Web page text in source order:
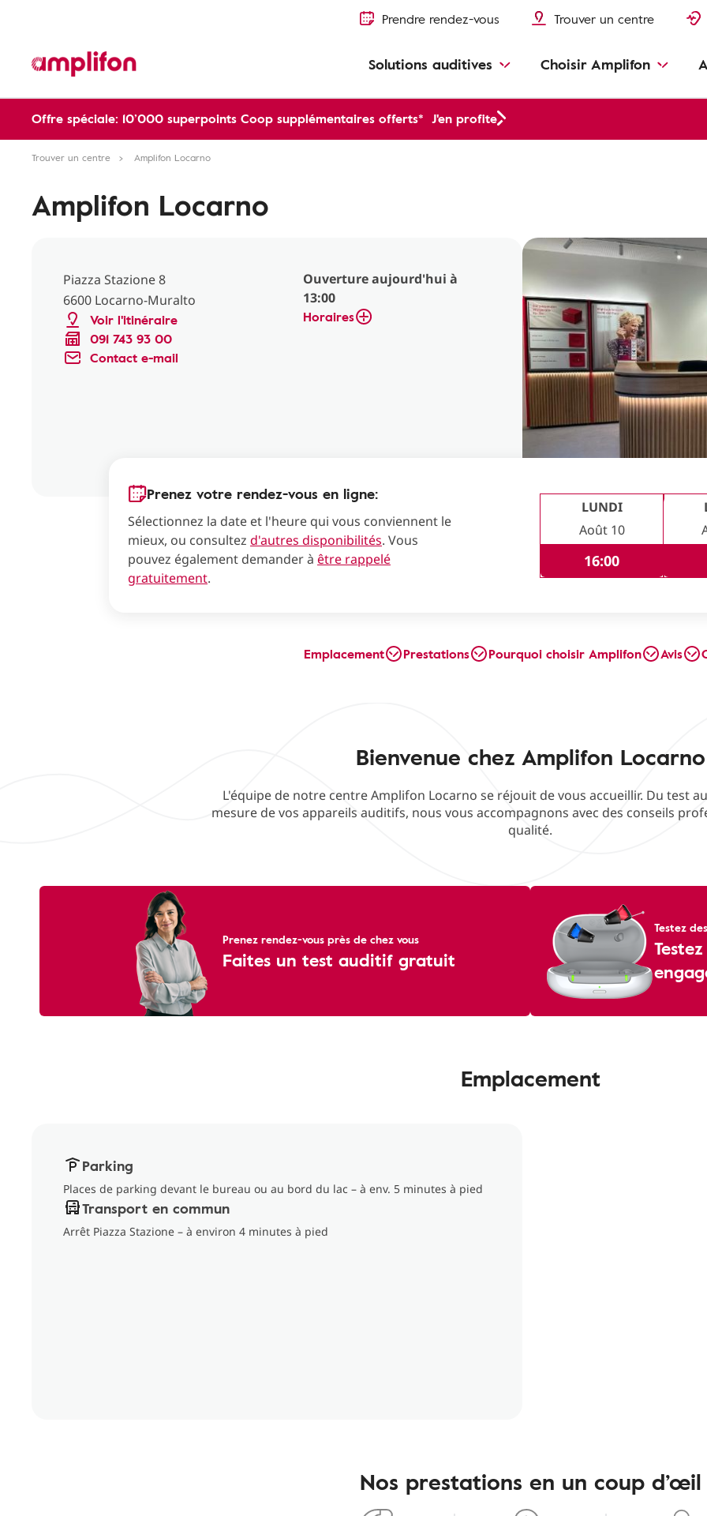
Prendre rendez-vous Trouver un centre
Solutions auditives Choisir Amplifon
Offre spéciale: 10’000 superpoints Coop supplémentaires offerts* J'en profite
Trouver un centre Amplifon Locarno
Amplifon Locarno
Piazza Stazione 8
6600 Locarno-Muralto
Voir l'itinéraire
091 743 93 00
Contact e-mail
Ouverture aujourd'hui à
13:00
Horaires
Prenez votre rendez-vous en ligne:
Sélectionnez la date et l'heure qui vous conviennent le
mieux, ou consultez d'autres disponibilités. Vous
pouvez également demander à être rappelé
gratuitement.
LUNDI
Août 10
16:00
Emplacement Prestations Pourquoi choisir Amplifon Avis
Bienvenue chez Amplifon Locarno
L'équipe de notre centre Amplifon Locarno se réjouit de vous accueillir. Du test
mesure de vos appareils auditifs, nous vous accompagnons avec des conseils
qualité.
Prenez rendez-vous près de chez vous
Faites un test auditif gratuit
Testez
Emplacement
Parking
Places de parking devant le bureau ou au bord du lac – à env. 5 minutes à pied
Transport en commun
Arrêt Piazza Stazione – à environ 4 minutes à pied
Nos prestations en un coup d’œil